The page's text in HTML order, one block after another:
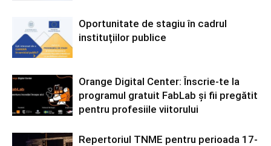
Oportunitate de stagiu în cadrul
instituțiilor publice
Orange Digital Center: Înscrie-te la
programul gratuit FabLab și fii pregătit
pentru profesiile viitorului
Repertoriul TNME pentru perioada 17-